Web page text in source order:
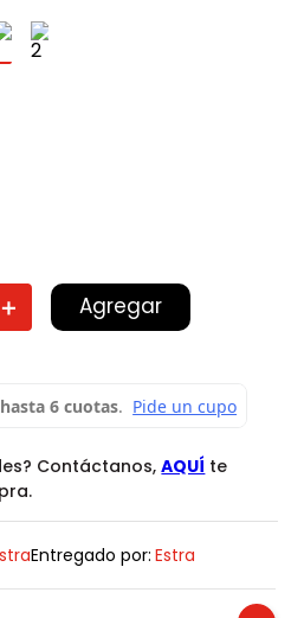
＋ Agregar
Contáctanos,AQUÍ te
Entregado por: Estra